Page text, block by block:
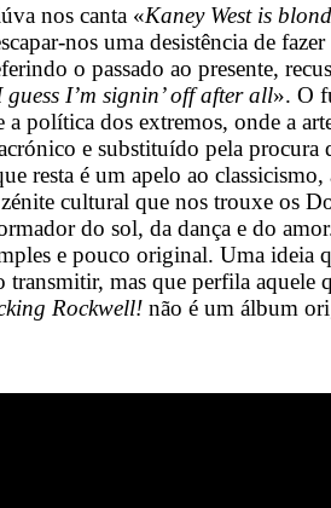
nos canta «Kaney West is
nos uma desistência de
o passado ao presente,
I’m signin’ off after all». O
a política dos extremos, onde a
e substituído pela procura
resta é um apelo ao
cultural que nos trouxe os
do sol, da dança e do
e pouco original. Uma ideia
transmitir, mas que perfila aquele
Rockwell! não é um álbum